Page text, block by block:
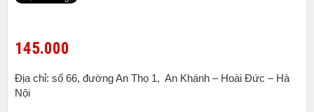
145.000
Địa chỉ: số 66, đường An Thọ 1, An Khánh – Hoài Đức – Hà
Nội